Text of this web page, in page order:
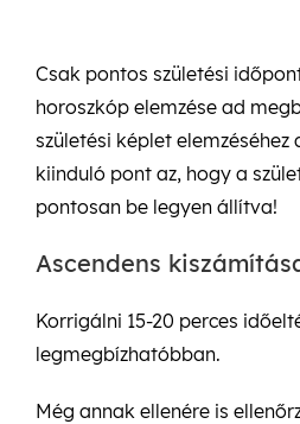
Csak pontos születési
horoszkóp elemzése ad
születési képlet
kiinduló pont az, hogy a
pontosan be legyen állítva!
Ascendens
Korrigálni 15-20 perces
legmegbízhatóbban.
Még annak ellenére is